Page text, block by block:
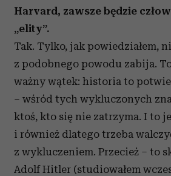
Harvard, zawsze będzie
„elity”.
Tak. Tylko, jak powiedziałem,
z podobnego powodu zabija.
ważny wątek: historia to
– wśród tych wykluczonych
ktoś, kto się nie zatrzyma. I to
i również dlatego trzeba
z wykluczeniem. Przecież – to
Adolf Hitler (studiowałem